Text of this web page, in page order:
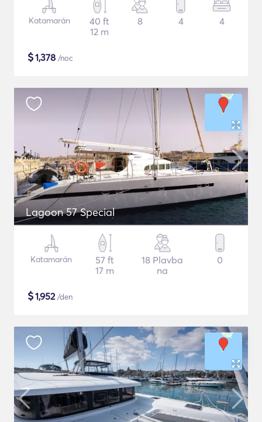
Katamarán
40 ft
12 m
8 4 4
$1,378 /noc
Lagoon 57 Special
Katamarán
57 ft
17 m
18 Plavba
na
0
$1,952/den